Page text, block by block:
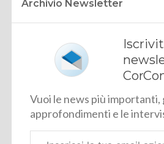
Archivio Newsletter
Vuoi le news più importanti,
approfondimenti e le